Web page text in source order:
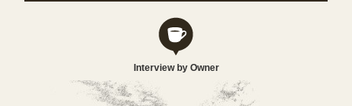
Interview by Owner